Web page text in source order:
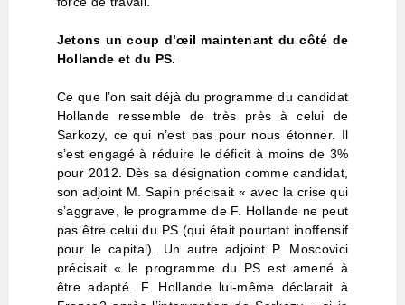
Jetons un coup d’œil maintenant du côté de
Hollande et du PS.
Ce que l’on sait déjà du programme du candidat
Hollande ressemble de très près à celui de
Sarkozy, ce qui n’est pas pour nous étonner. Il
s’est engagé à réduire le déficit à moins de 3%
pour 2012. Dès sa désignation comme candidat,
son adjoint M. Sapin précisait « avec la crise qui
s’aggrave, le programme de F. Hollande ne peut
pas être celui du PS (qui était pourtant inoffensif
pour le capital). Un autre adjoint P. Moscovici
précisait « le programme du PS est amené à
être adapté. F. Hollande lui-même déclarait à